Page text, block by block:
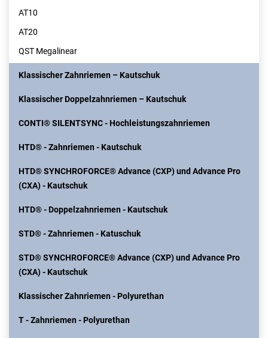
AT10
AT20
QST Megalinear
Klassischer Zahnriemen – Kautschuk
Klassischer Doppelzahnriemen – Kautschuk
CONTI® SILENTSYNC - Hochleistungszahnriemen
HTD® - Zahnriemen - Kautschuk
HTD® SYNCHROFORCE® Advance (CXP) und Advance Pro
(CXA) - Kautschuk
HTD® - Doppelzahnriemen - Kautschuk
STD® - Zahnriemen - Katuschuk
STD® SYNCHROFORCE® Advance (CXP) und Advance Pro
(CXA) - Kautschuk
Klassischer Zahnriemen - Polyurethan
T - Zahnriemen - Polyurethan